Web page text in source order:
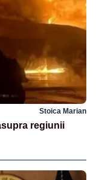
Stoica Marian
regiunii